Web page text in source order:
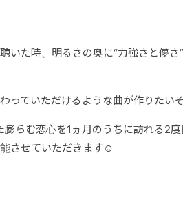
いた時、明るさの奥に“力強さと儚
っていただけるような曲が作りたい
膨らむ恋心を1ヵ月のうちに訪れる2
させていただきます☺